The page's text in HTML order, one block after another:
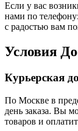
Если у вас
нами по телефону:
с радостью вам
Условия
Курьерская
По Москве в
день заказа. Вы
товаров и